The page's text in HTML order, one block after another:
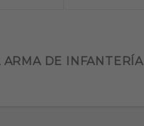
ARMA DE INFANTERÍA